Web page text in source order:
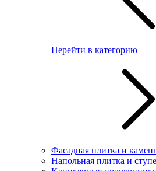
Перейти в категорию
Фасадная плитка и
Напольная плитка и